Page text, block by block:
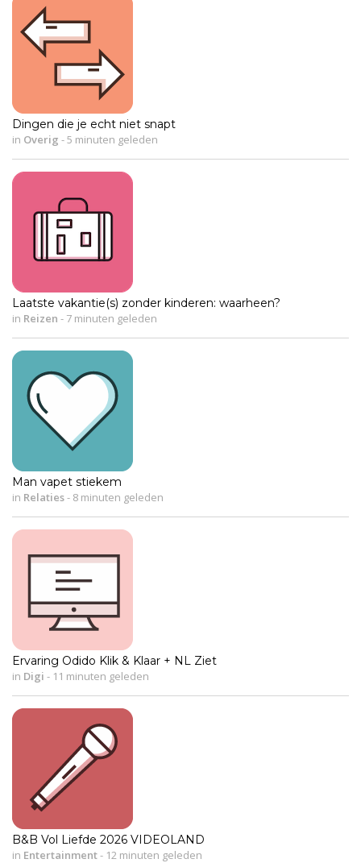
Dingen die je echt niet snapt
in Overig -5 minuten geleden
Laatste vakantie(s) zonder kinderen: waarheen?
in Reizen - 7 minuten geleden
Man vapet stiekem
in Relaties- 8 minuten geleden
Ervaring Odido Klik & Klaar + NL Ziet
in Digi - 11 minuten geleden
B&B Vol Liefde 2026 VIDEOLAND
in Entertainment- 12 minuten geleden